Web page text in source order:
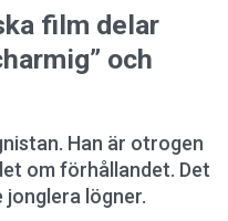
film delar
och
Han är otrogen
om förhållandet. Det
lögner.